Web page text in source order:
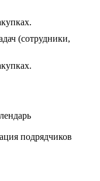
(сотрудники,
подрядчиков